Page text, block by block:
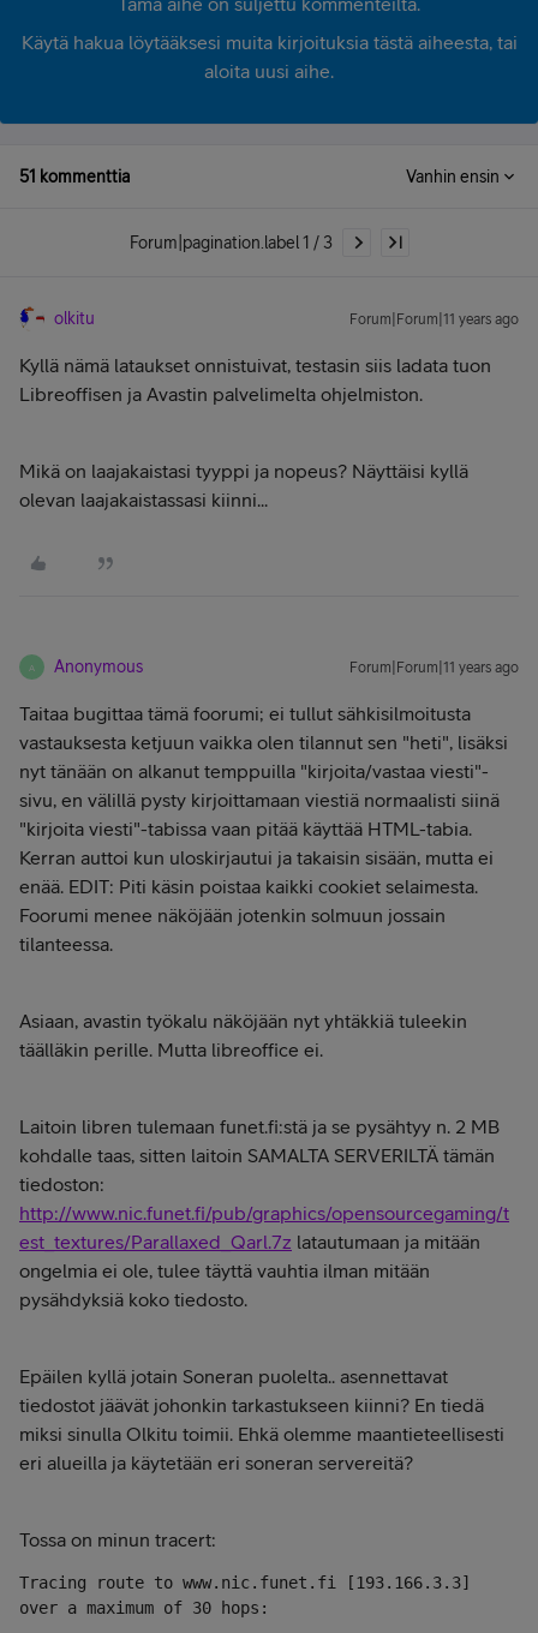
Käytä hakua löytääksesi muita kirjoituksia tästä aiheesta, tai
aloita uusi aihe.
51 kommenttia Vanhin ensin
Forum|pagination.label 1 / 3
olkitu Forum|Forum|11 years ago
Kyllä nämä lataukset onnistuivat, testasin siis ladata tuon
Libreoffisen ja Avastin palvelimelta ohjelmiston.
Mikä on laajakaistasi tyyppi ja nopeus? Näyttäisi kyllä
olevan laajakaistassasi kiinni...
A Anonymous Forum|Forum|11 years ago
Taitaa bugittaa tämä foorumi; ei tullut sähkisilmoitusta
vastauksesta ketjuun vaikka olen tilannut sen "heti", lisäksi
nyt tänään on alkanut temppuilla "kirjoita/vastaa viesti"-
sivu, en välillä pysty kirjoittamaan viestiä normaalisti siinä
"kirjoita viesti"-tabissa vaan pitää käyttää HTML-tabia.
Kerran auttoi kun uloskirjautui ja takaisin sisään, mutta ei
enää. EDIT: Piti käsin poistaa kaikki cookiet selaimesta.
Foorumi menee näköjään jotenkin solmuun jossain
tilanteessa.
Asiaan, avastin työkalu näköjään nyt yhtäkkiä tuleekin
täälläkin perille. Mutta libreoffice ei.
Laitoin libren tulemaan funet.fi:stä ja se pysähtyy n. 2 MB
kohdalle taas, sitten laitoin SAMALTA SERVERILTÄ tämän
tiedoston:
http://www.nic.funet.fi/pub/graphics/opensourcegaming/t
est_textures/Parallaxed_Qarl.7z latautumaan ja mitään
ongelmia ei ole, tulee täyttä vauhtia ilman mitään
pysähdyksiä koko tiedosto.
Epäilen kyllä jotain Soneran puolelta.. asennettavat
tiedostot jäävät johonkin tarkastukseen kiinni? En tiedä
miksi sinulla Olkitu toimii. Ehkä olemme maantieteellisesti
eri alueilla ja käytetään eri soneran servereitä?
Tossa on minun tracert:
Tracing route to www.nic.funet.fi [193.166.3.3]
over a maximum of 30 hops: